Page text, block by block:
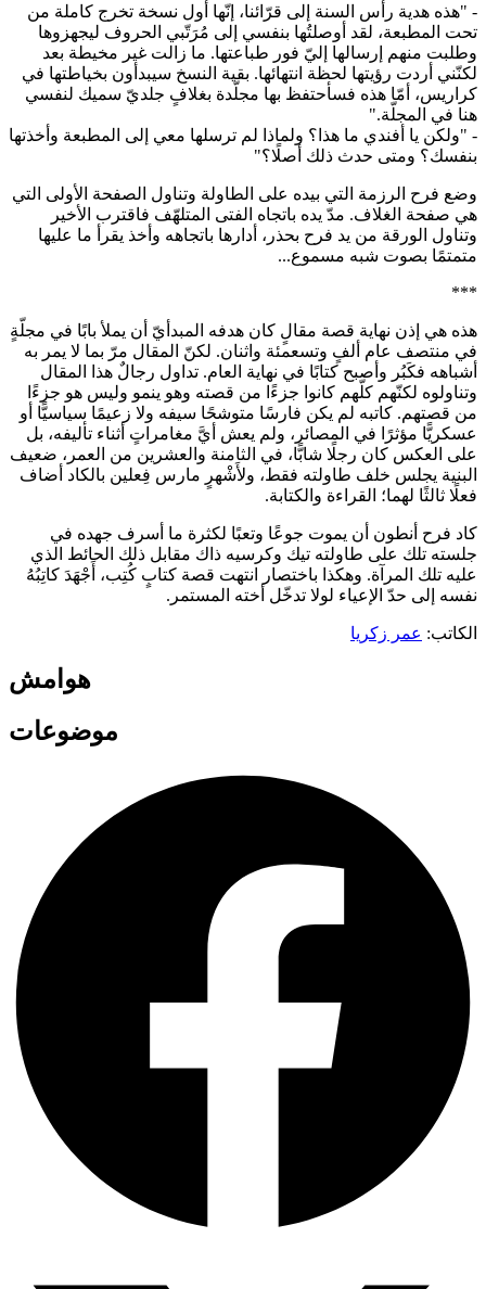
- "هذه هدية رأس السنة إلى قرّائنا، إنّها أول نسخة تخرج كاملة من
تحت المطبعة، لقد أوصلتُها بنفسي إلى مُرَتّبي الحروف ليجهزوها
وطلبت منهم إرسالها إليّ فور طباعتها. ما زالت غير مخيطة بعد
لكنّني أردت رؤيتها لحظة انتهائها. بقية النسخ سيبدأون بخياطتها في
كراريس، أمّا هذه فسأحتفظ بها مجلّدة بغلافٍ جلديّ سميك لنفسي
هنا في المجلّة."
- "ولكن يا أفندي ما هذا؟ ولماذا لم ترسلها معي إلى المطبعة وأخذتها
بنفسك؟ ومتى حدث ذلك أصلًا؟"
وضع فرح الرزمة التي بيده على الطاولة وتناول الصفحة الأولى التي
هي صفحة الغلاف. مدّ يده باتجاه الفتى المتلهّف فاقترب الأخير
وتناول الورقة من يد فرح بحذر، أدارها باتجاهه وأخذ يقرأ ما عليها
متمتمًا بصوت شبه مسموع...
***
هذه هي إذن نهاية قصة مقالٍ كان هدفه المبدأيّ أن يملأ بابًا في مجلّةٍ
في منتصف عام ألفٍ وتسعمئة واثنان. لكنّ المقال مرّ بما لا يمر به
أشباهه فكَبُر وأصبح كتابًا في نهاية العام. تداول رجالٌ هذا المقال
وتناولوه لكنّهم كلّهم كانوا جزءًا من قصته وهو ينمو وليس هو جزءًا
من قصتهم. كاتبه لم يكن فارسًا متوشحًا سيفه ولا زعيمًا سياسيًّا أو
عسكريًّا مؤثرًا في المصائر، ولم يعش أيَّ مغامراتٍ أثناء تأليفه، بل
على العكس كان رجلًا شابًّا، في الثامنة والعشرين من العمر، ضعيف
البنية يجلس خلف طاولته فقط، ولأَشْهرٍ مارس فِعلين بالكاد أضاف
فعلًا ثالثًا لهما؛ القراءة والكتابة.
كاد فرح أنطون أن يموت جوعًا وتعبًا لكثرة ما أسرف جهده في
جلسته تلك على طاولته تيك وكرسيه ذاك مقابل ذلك الحائط الذي
عليه تلك المرآة. وهكذا باختصار انتهت قصة كتابٍ كُتِب، أَجْهَدَ كاتِبُهُ
نفسه إلى حدّ الإعياء لولا تدخّل أخته المستمر.
الكاتب: عمر زكريا
هوامش
موضوعات